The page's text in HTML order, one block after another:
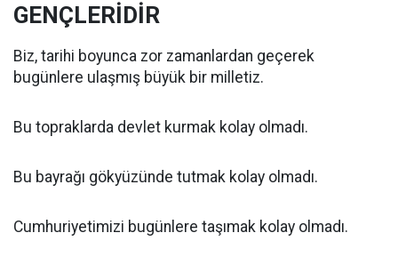
GENÇLERİDİR
Biz, tarihi boyunca zor zamanlardan geçerek
bugünlere ulaşmış büyük bir milletiz.
Bu topraklarda devlet kurmak kolay olmadı.
Bu bayrağı gökyüzünde tutmak kolay olmadı.
Cumhuriyetimizi bugünlere taşımak kolay olmadı.